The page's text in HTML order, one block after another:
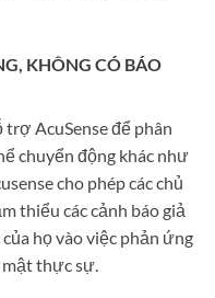
KHÔNG CÓ BÁO
AcuSense để phân
chuyển động khác như
cho phép các chủ
thiểu các cảnh báo giả
họ vào việc phản ứng
mật thực sự.